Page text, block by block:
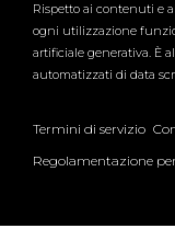
Rispetto ai contenuti e
ogni utilizzazione
artificiale generativa. È
automatizzati di data
Termini di servizio
Regolamentazione